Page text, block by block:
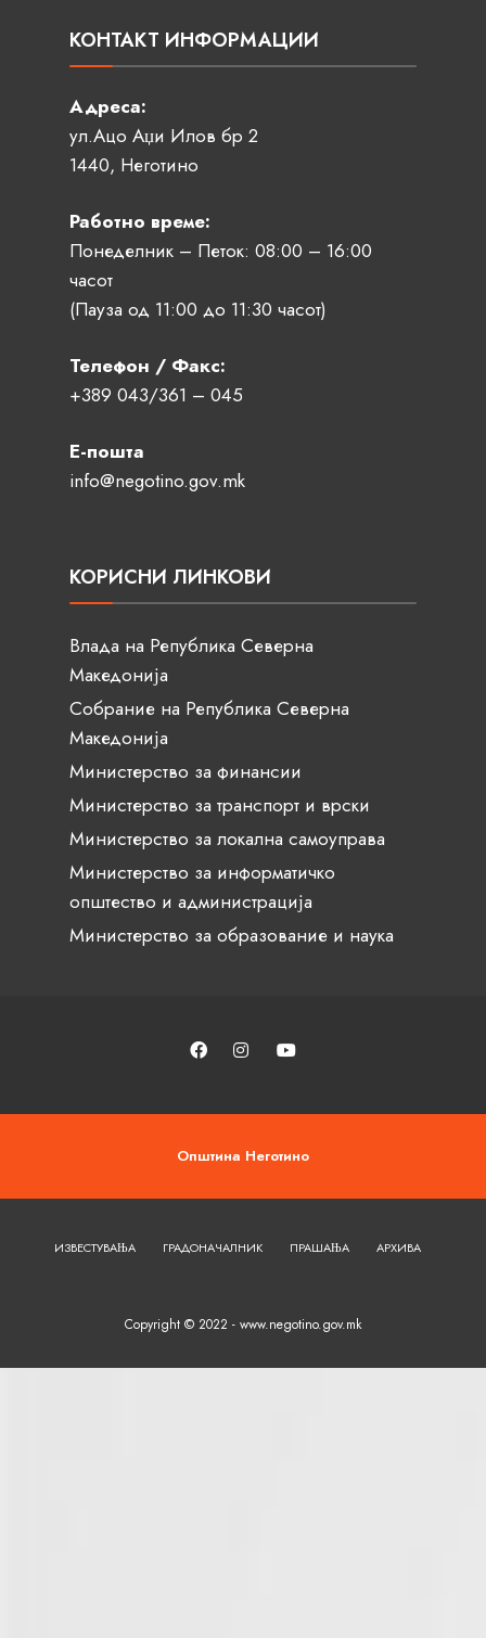
КОНТАКТ ИНФОРМАЦИИ
Адреса:
ул.Ацо Аџи Илов бр 2
1440, Неготино
Работно време:
Понеделник – Петок: 08:00 – 16:00
часот
(Пауза од 11:00 до 11:30 часот)
Телефон / Факс:
+389 043/361 – 045
Е-пошта
info@negotino.gov.mk
КОРИСНИ ЛИНКОВИ
Влада на Република Северна
Македонија
Собрание на Република Северна
Македонија
Министерство за финансии
Министерство за транспорт и врски
Министерство за локална самоуправа
Министерство за информатичко
општество и администрација
Министерство за образование и наука
Општина Неготино
ИЗВЕСТУВАЊА ГРАДОНАЧАЛНИК ПРАШАЊА АРХИВА
Copyright © 2022 - www.negotino.gov.mk